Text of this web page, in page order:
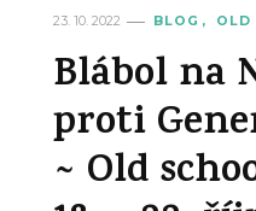
23. 10. 2022 BLOG OLD
Blábol na
proti
~ Old